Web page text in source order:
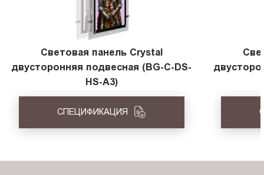
Световая панель Crystal
двусторонняя подвесная (BG-C-DS-
HS-A3)
СПЕЦИФИКАЦИЯ